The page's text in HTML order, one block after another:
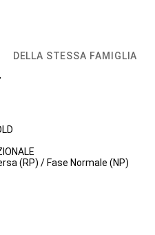
DELLA STESSA FAMIGLIA
(RP) / Fase Normale (NP)